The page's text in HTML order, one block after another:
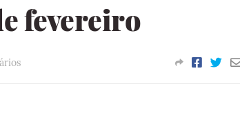
fevereiro